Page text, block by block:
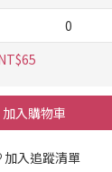
加入購物車
加入追蹤清單